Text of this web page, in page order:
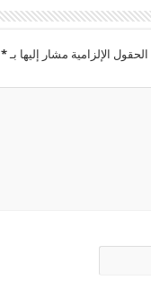
الحقول الإلزامية مشار إليها بـ*